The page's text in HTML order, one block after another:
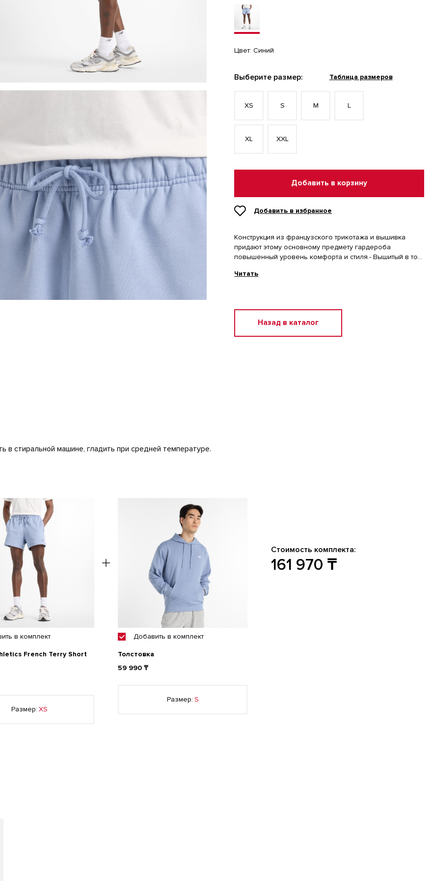
Цвет:Синий
Выберите размер: Таблица размеров
XS S M L
XL XXL
Добавить в корзину
Добавить в избранное
Конструкция из французского трикотажа и вышивка
придают этому основному предмету гардероба
повышенный уровень комфорта и стиля.- Вышитый в тон
шнурком.- Ребристые вставки на внешнем шве.- Карманы
Читать
Назад в каталог
в стиральной машине, гладить при средней температуре.
в комплект
French Terry Short
Размер: XS
Добавитьв комплект
Толстовка
59 990 ₸
Размер: S
Стоимость комплекта:
161 970 ₸